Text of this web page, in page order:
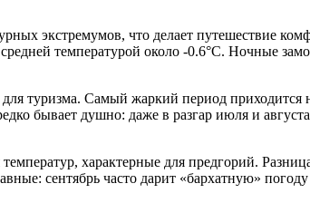
экстремумов, что делает путешествие
температурой около -0.6°C. Ночные
туризма. Самый жаркий период приходится
бывает душно: даже в разгар июля и
характерные для предгорий.
сентябрь часто дарит «бархатную»